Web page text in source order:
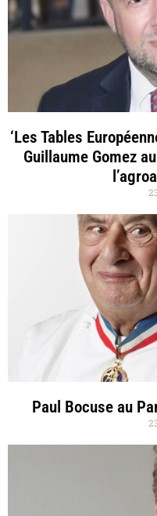
‘Les Tables
Guillaume Gomez
Paul Bocuse au